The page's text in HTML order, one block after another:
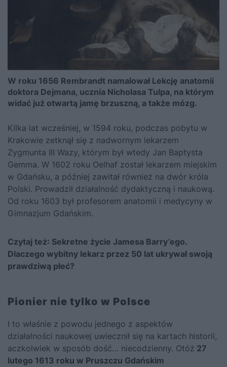
W roku 1656 Rembrandt namalował Lekcję anatomii
doktora Dejmana, ucznia Nicholasa Tulpa, na którym
widać już otwartą jamę brzuszną, a także mózg.
Kilka lat wcześniej, w 1594 roku, podczas pobytu w
Krakowie zetknął się z nadwornym lekarzem
Zygmunta III Wazy, którym był wtedy Jan Baptysta
Gemma. W 1602 roku Oelhaf został lekarzem miejskim
w Gdańsku, a później zawitał również na dwór króla
Polski. Prowadził działalność dydaktyczną i naukową.
Od roku 1603 był profesorem anatomii i medycyny w
Gimnazjum Gdańskim.
Czytaj też: Sekretne życie Jamesa Barry’ego.
Dlaczego wybitny lekarz przez 50 lat ukrywał swoją
prawdziwą płeć?
Pionier nie tylko w Polsce
I to właśnie z powodu jednego z aspektów
działalności naukowej uwiecznił się na kartach historii,
aczkolwiek w sposób dość… niecodzienny. Otóż 27
lutego 1613 roku w Pruszczu Gdańskim